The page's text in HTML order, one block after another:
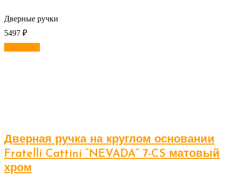
Дверные ручки
5497 ₽
Дверная ручка на круглом основании
Fratelli Cattini “NEVADA” 7-CS матовый
хром